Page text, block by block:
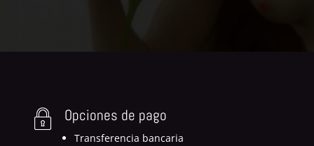
Opciones de pago
Transferencia bancaria